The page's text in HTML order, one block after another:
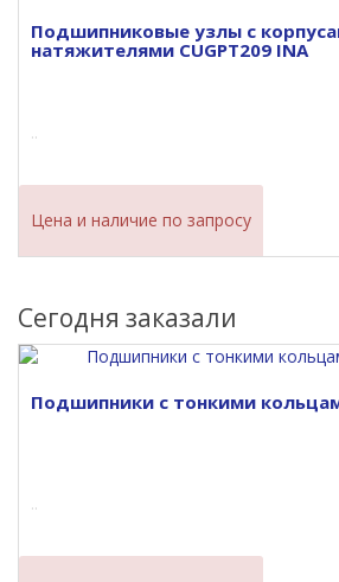
Подшипниковые узлы с
натяжителями CUGPT209 INA
..
Цена и наличие по запросу
Сегодня заказали
Подшипники с тонкими
..